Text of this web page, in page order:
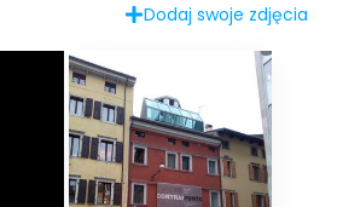
Dodaj swoje zdjęcia